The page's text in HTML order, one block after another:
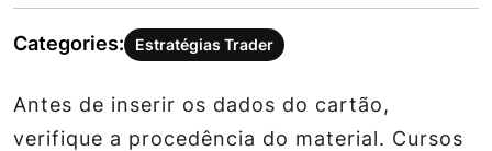
Categories: Estratégias Trader
Antes de inserir os dados do cartão,
verifique a procedência do material. Cursos